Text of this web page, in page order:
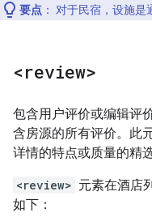
要点 ： 对于民宿，设施是
<review>
包含用户评价或编辑评
含房源的所有评价。此
详情的特点或质量的精
<review> 元素在酒店
如下：